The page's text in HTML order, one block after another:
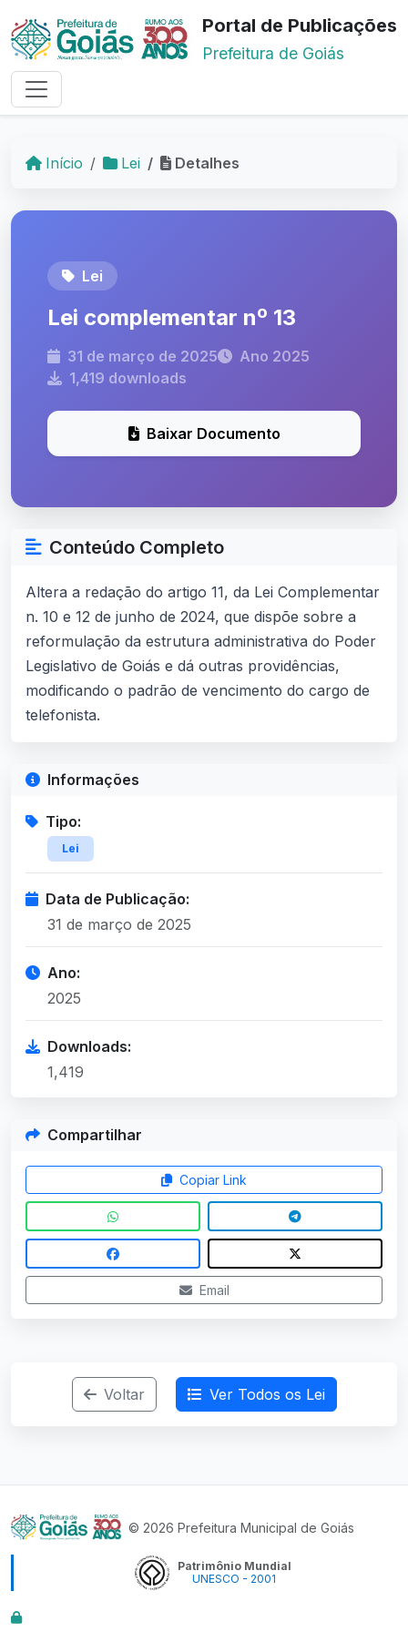
Portal de Publicações
Prefeitura de Goiás
Início Lei Detalhes
Lei
Lei complementar nº 13
31 de março de 2025
Ano 2025
1,419 downloads
Baixar Documento
Conteúdo Completo
Altera a redação do artigo 11, da Lei Complementar
n. 10 e 12 de junho de 2024, que dispõe sobre a
reformulação da estrutura administrativa do Poder
Legislativo de Goiás e dá outras providências,
modificando o padrão de vencimento do cargo de
telefonista.
Informações
Tipo:
Lei
Data de Publicação:
31 de março de 2025
Ano:
2025
Downloads:
1,419
Compartilhar
Copiar Link
Email
Voltar Ver Todos os Lei
© 2026 Prefeitura Municipal de Goiás
Patrimônio Mundial
UNESCO - 2001